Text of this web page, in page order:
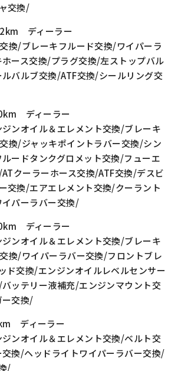
交換/
ディーラー
換/ブレーキフルード交換/ワイパーラ
ース交換/プラグ交換/左ストップバル
バルブ交換/ATF交換/シールリング交
ディーラー
ンオイル＆エレメント交換/ブレーキ
換/ジャッキポイントラバー交換/シン
ードタンクグロメット交換/フューエ
クーラーホース交換/ATF交換/デスビ
交換/エアエレメント交換/クーラント
パーラバー交換/
ディーラー
ンオイル＆エレメント交換/ブレーキ
換/ワイパーラバー交換/フロントブレ
ド交換/エンジンオイルレベルセンサー
ッテリー液補充/エンジンマウント交
交換/
ディーラー
ンオイル＆エレメント交換/ベルト交
換/ヘッドライトワイパーラバー交換/
/